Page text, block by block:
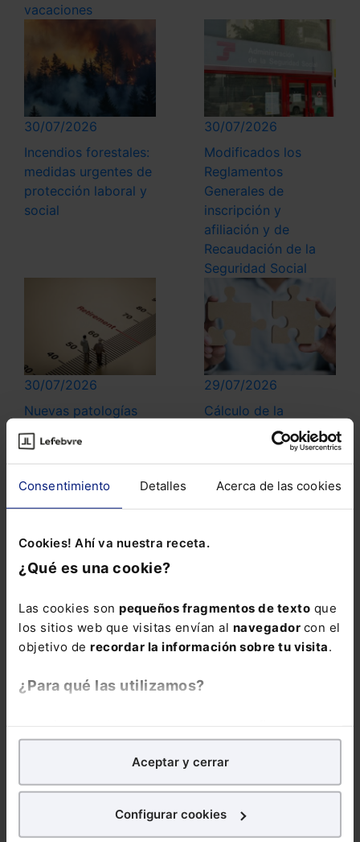
Consentimiento Detalles Acerca de las cookies
Cookies! Ahí va nuestra receta.
¿Qué es una cookie?
Las cookies son pequeños fragmentos de texto que
los sitios web que visitas envían al navegador con el
objetivo de recordar la información sobre tu visita.
¿Para qué las utilizamos?
analíticospara tratar demejorar tu experienciaen
nuestra página web. También con fines publicitarios,
para poder mostrarte publicidad y contenidos de tu
Aceptar y cerrar
Configurar cookies
vacaciones
30/07/2026
Incendios forestales:
medidas urgentes de
protección laboral y
social
30/07/2026
Modificados los
Reglamentos
Generales de
inscripción y
afiliación y de
Recaudación de la
Seguridad Social
30/07/2026
Nuevas patologías
para la anticipación
de la jubilación de
trabajadores con
discapacidad
29/07/2026
Cálculo de la
retribución variable:
¿cómo inciden las
ausencias del
trabajador?
lo más leído
Anulada la Guía de la AEPD sobre control de
presencia mediante sistemas biométricos
Compliance: despido por incumplimiento del
Fallecimiento por golpe de calor: ¿accidente
laboral?
Publicado del BNR 8/2026
el domicilio social de una empresa sin